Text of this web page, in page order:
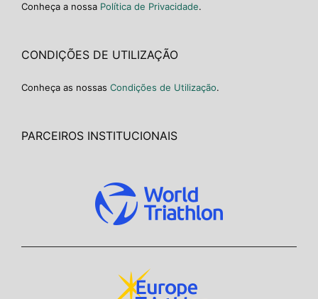
Conheça a nossa Política de Privacidade.
CONDIÇÕES DE UTILIZAÇÃO
Conheça as nossas Condições de Utilização.
PARCEIROS INSTITUCIONAIS